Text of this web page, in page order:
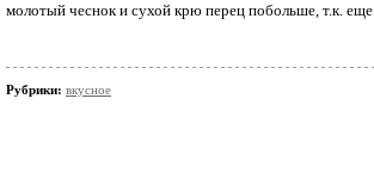
молотый чеснок и сухой крю перец побольше, т.к.
Рубрики: вкусное